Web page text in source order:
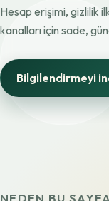
Hesap erişimi, gizlilik
kanalları için sade,
Bilgilendirmeyi
NEDEN BU SAYFA